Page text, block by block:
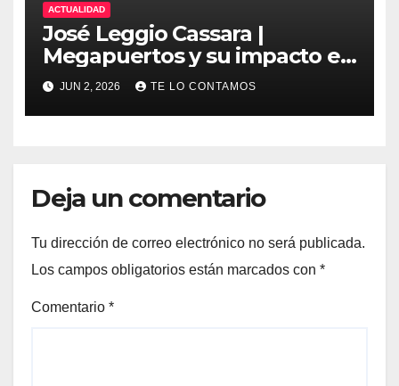
ACTUALIDAD
José Leggio Cassara |
Megapuertos y su impacto en
el turismo y el comercio
global
JUN 2, 2026 TE LO CONTAMOS
Deja un comentario
Tu dirección de correo electrónico no será publicada.
Los campos obligatorios están marcados con *
Comentario *